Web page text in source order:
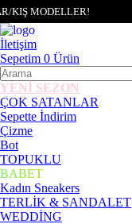
KIŞ MODELLER!
İletişim
Sepetim 0 Ürün
YENİ SEZON
ÇOK SATANLAR
Sepette İndirim
Çizme
Bot
TOPUKLU
BABET
Kadın Sneakers
TERLİK & SANDALET
WEDDİNG